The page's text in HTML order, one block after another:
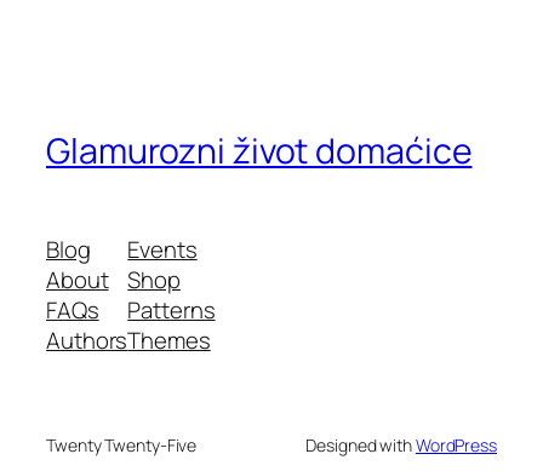
Glamurozni život domaćice
Blog
About
FAQs
Authors
Events
Shop
Patterns
Themes
Twenty Twenty-Five Designed withWordPress